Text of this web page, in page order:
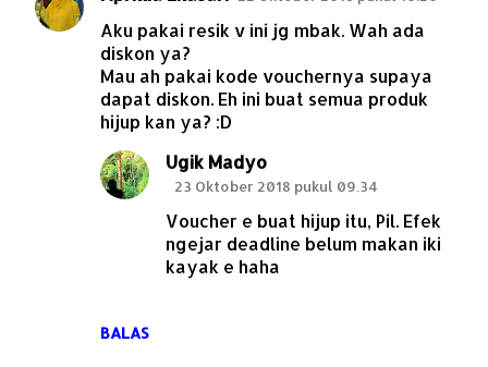
Aku pakai resik v ini jg mbak. Wah ada
diskon ya?
Mau ah pakai kode vouchernya supaya
dapat diskon. Eh ini buat semua produk
hijup kan ya? :D
BALAS
Ugik Madyo
23 Oktober 2018 pukul 09.34
Voucher e buat hijup itu, Pil. Efek
ngejar deadline belum makan iki
kayak e haha